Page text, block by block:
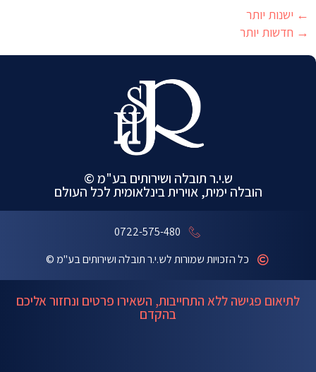
← ישנות יותר
→ חדשות יותר
ש.י.ר תובלה ושירותים בע"מ ©
הובלה ימית, אוירית בינלאומית לכל העולם
0722-575-480
כל הזכויות שמורות לש.י.ר תובלה ושירותים בע"מ ©
לתיאום פגישה ללא התחייבות, השאירו פרטים ונחזור אליכם
בהקדם